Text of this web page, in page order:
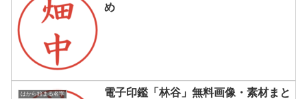
め
はから始まる名字
電子印鑑「林谷」無料画像・素材まと